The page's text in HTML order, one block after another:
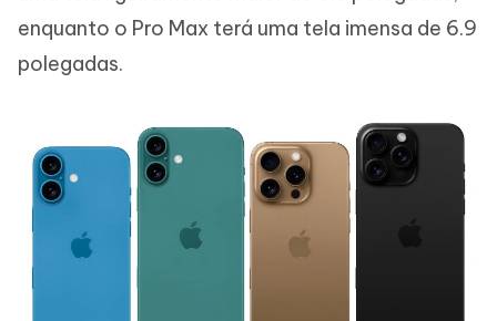
enquanto o Pro Max terá uma tela imensa de 6.9
polegadas.